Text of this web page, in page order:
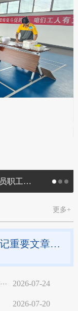
“会聚匠心 创赢普洱”2026年普洱市快递员职工职业技能竞赛成功举办
更多+
《求是》杂志发表习近平总书记重要文章《加快建设健康中国》
中共中央 国务院印发《关于加强新时代社会工作的意见》 2026-07-24
2026-07-20